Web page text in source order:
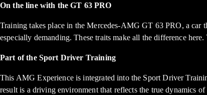
On the line with the GT 63 PRO
Training takes place in the Mercedes-AMG GT 63 PRO, a car
especially demanding. These traits make all the difference
Part of the Sport Driver Training
This AMG Experience is integrated into the Sport Driver
result is a driving environment that reflects the true dynamics